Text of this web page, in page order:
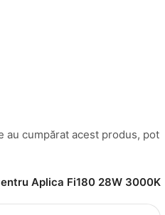
Aplica Fi180 28W 3000K
au cumpărat acest produs, pot